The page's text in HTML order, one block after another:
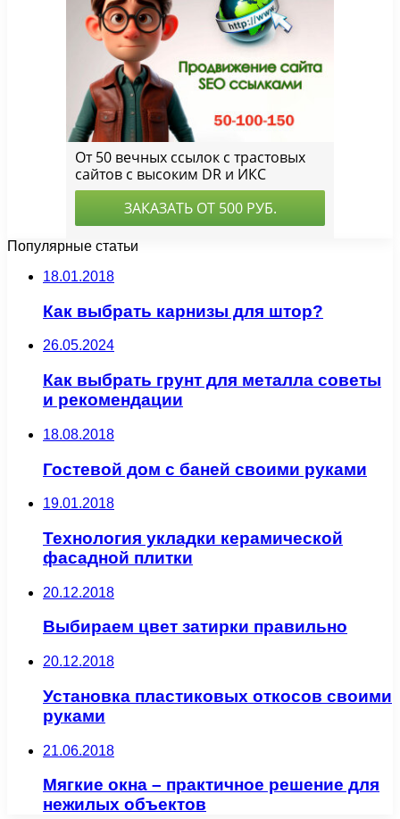
Популярные статьи
18.01.2018
Как выбрать карнизы для штор?
26.05.2024
Как выбрать грунт для металла советы
и рекомендации
18.08.2018
Гостевой дом с баней своими руками
19.01.2018
Технология укладки керамической
фасадной плитки
20.12.2018
Выбираем цвет затирки правильно
20.12.2018
Установка пластиковых откосов своими
руками
21.06.2018
Мягкие окна – практичное решение для
нежилых объектов